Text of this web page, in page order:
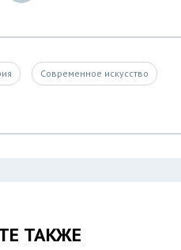
Современное искусство
ТАКЖЕ